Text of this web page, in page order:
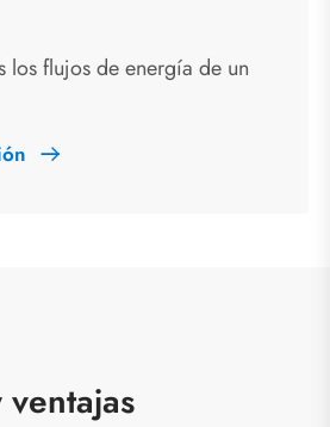
los flujos de energía de un